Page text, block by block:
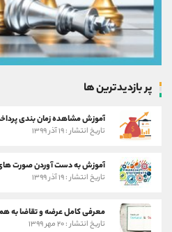
پر بازدیدترین ها
آموزش مشاهده زمان بندی
تاریخ انتشار : ۱۹ آذر ۱۳۹۹
آموزش به دست آوردن صورت
تاریخ انتشار : ۱۹ آذر ۱۳۹۹
معرفی کامل عرضه و تقاضا به
تاریخ انتشار : ۲۰ مهر ۱۳۹۹